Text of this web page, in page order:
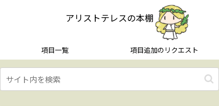
アリストテレスの本棚
項目一覧 項目追加のリクエスト